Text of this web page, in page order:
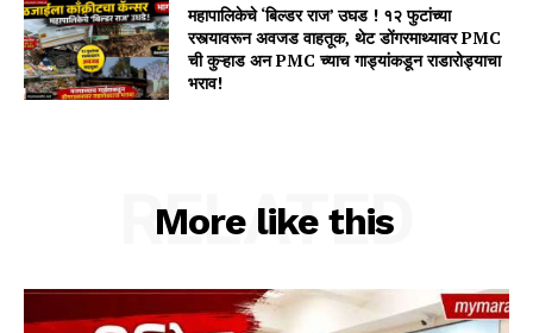
महापालिकेचे ‘बिल्डर राज’ उघड ! १२ फुटांच्या
रस्त्यावरून अवजड वाहतूक, थेट डोंगरमाथ्यावर PMC
ची कुऱ्हाड अन PMC च्याच गाड्यांकडून राडारोड्याचा
भराव!
More like this
RELATED